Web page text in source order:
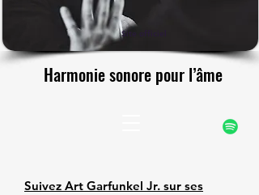
Harmonie sonore pour l’âme
Harmonie sonore pour l’âme
Site officiel
Suivez Art Garfunkel Jr. sur ses